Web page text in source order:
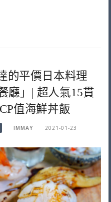
的平價日本料理
廳」| 超人氣15貫
值海鮮丼飯
IMMAY 2021-01-23